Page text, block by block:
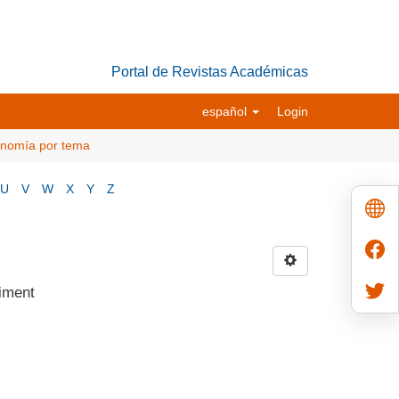
Portal de Revistas Académicas
español Login
por tema
U V W X Y Z